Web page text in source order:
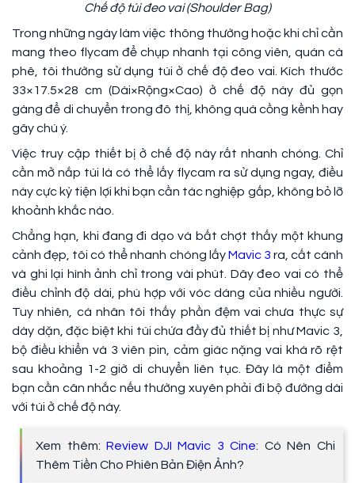
Chế độ túi đeo vai (Shoulder Bag)
Trong những ngày làm việc thông thường hoặc khi chỉ cần
mang theo flycam để chụp nhanh tại công viên, quán cà
phê, tôi thường sử dụng túi ở chế độ đeo vai. Kích thước
33×17.5×28 cm (Dài×Rộng×Cao) ở chế độ này đủ gọn
gàng để di chuyển trong đô thị, không quá cồng kềnh hay
gây chú ý.
Việc truy cập thiết bị ở chế độ này rất nhanh chóng. Chỉ
cần mở nắp túi là có thể lấy flycam ra sử dụng ngay, điều
này cực kỳ tiện lợi khi bạn cần tác nghiệp gấp, không bỏ lỡ
khoảnh khắc nào.
Chẳng hạn, khi đang đi dạo và bất chợt thấy một khung
cảnh đẹp, tôi có thể nhanh chóng lấyMavic 3 ra, cất cánh
và ghi lại hình ảnh chỉ trong vài phút. Dây đeo vai có thể
điều chỉnh độ dài, phù hợp với vóc dáng của nhiều người.
Tuy nhiên, cá nhân tôi thấy phần đệm vai chưa thực sự
dày dặn, đặc biệt khi túi chứa đầy đủ thiết bị như Mavic 3,
bộ điều khiển và 3 viên pin, cảm giác nặng vai khá rõ rệt
sau khoảng 1-2 giờ di chuyển liên tục. Đây là một điểm
bạn cần cân nhắc nếu thường xuyên phải đi bộ đường dài
với túi ở chế độ này.
Xem thêm:Review DJI Mavic 3 Cine: Có Nên Chi
Thêm Tiền Cho Phiên Bản Điện Ảnh?